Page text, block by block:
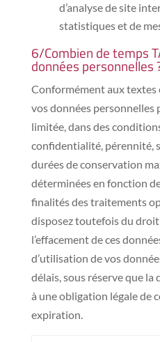
d’analyse de site
statistiques et de
6/Combien de temps
données personnelles
Conformément aux textes
vos données personnelles
limitée, dans des
confidentialité, pérennité,
durées de conservation
déterminées en fonction
finalités des traitements
disposez toutefois du
l’effacement de ces
d’utilisation de vos
délais, sous réserve que la
à une obligation légale de
expiration.